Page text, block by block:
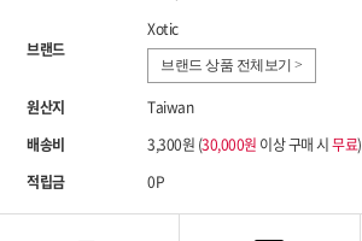
브랜드
Xotic
브랜드 상품 전체보기 >
원산지
Taiwan
배송비
3,300원 (30,000원 이상 구매 시무료)
적립금
0P